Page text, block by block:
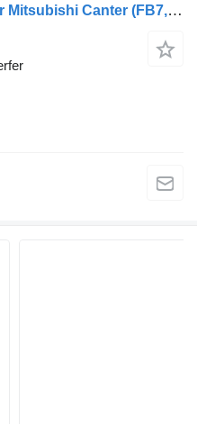
08-214-1131 Scheinwerfer für Mitsubishi Canter (FB7, FB8, FE7, FE8) 7.Generation | 01 LKW